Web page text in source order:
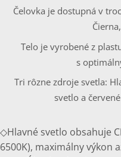
Čelovka je dostupná v
Telo je vyrobené z
s
Tri rôzne zdroje svetla:
svetlo a
◇Hlavné svetlo obsahuje
6500K), maximálny výkon